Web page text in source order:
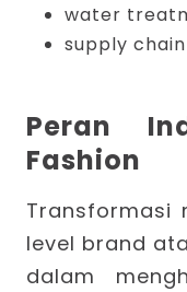
water
supply
Peran
Fashion
Transformasi
level brand
dalam